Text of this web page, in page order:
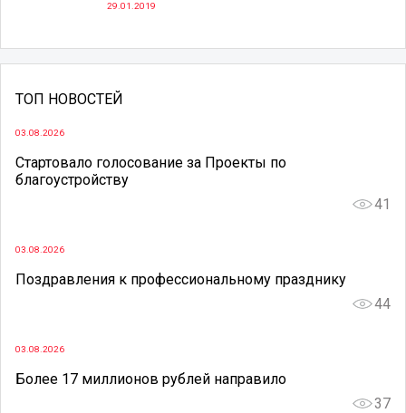
29.01.2019
ТОП НОВОСТЕЙ
03.08.2026
Стартовало голосование за Проекты по
благоустройству
41
03.08.2026
Поздравления к профессиональному празднику
44
03.08.2026
Более 17 миллионов рублей направило
37